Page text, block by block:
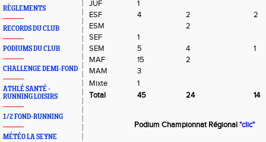
RÈGLEMENTS
RECORDS DU CLUB
PODIUMS DU CLUB
CHALLENGE DEMI-FOND
ATHLÉ SANTÉ -
RUNNING LOISIRS
1/2 FOND-RUNNING
MÉTÉO LA SEYNE
JUF
1
ESF
4 2
2
ESM
2
SEF
1
SEM
5 4
1
MAF
15
2
MAM
3
Mixte
1
Total
45 24 14
Podium Championnat Régional"clic"